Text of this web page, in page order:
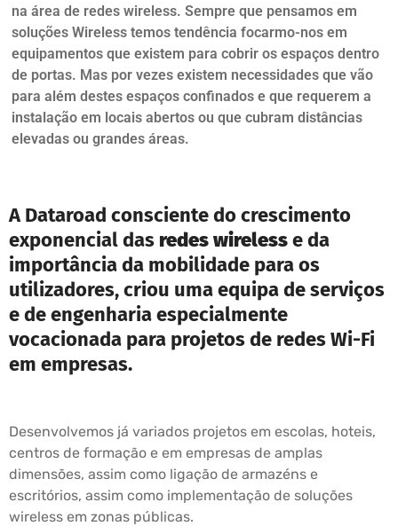
na área de redes wireless. Sempre que pensamos em
soluções Wireless temos tendência focarmo-nos em
equipamentos que existem para cobrir os espaços dentro
de portas. Mas por vezes existem necessidades que vão
para além destes espaços confinados e que requerem a
instalação em locais abertos ou que cubram distâncias
elevadas ou grandes áreas.
A Dataroad consciente do crescimento
exponencial das redes wirelesse da
importância da mobilidade para os
utilizadores, criou uma equipa de serviços
e de engenharia especialmente
vocacionada para projetos de redes Wi-Fi
em empresas.
Desenvolvemos já variados projetos em escolas, hoteis,
centros de formação e em empresas de amplas
dimensões, assim como ligação de armazéns e
escritórios, assim como implementação de soluções
wireless em zonas públicas.